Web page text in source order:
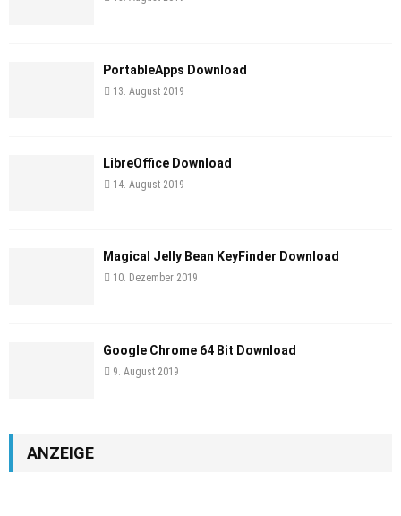
PortableApps Download
13. August 2019
LibreOffice Download
14. August 2019
Magical Jelly Bean KeyFinder Download
10. Dezember 2019
Google Chrome 64 Bit Download
9. August 2019
ANZEIGE